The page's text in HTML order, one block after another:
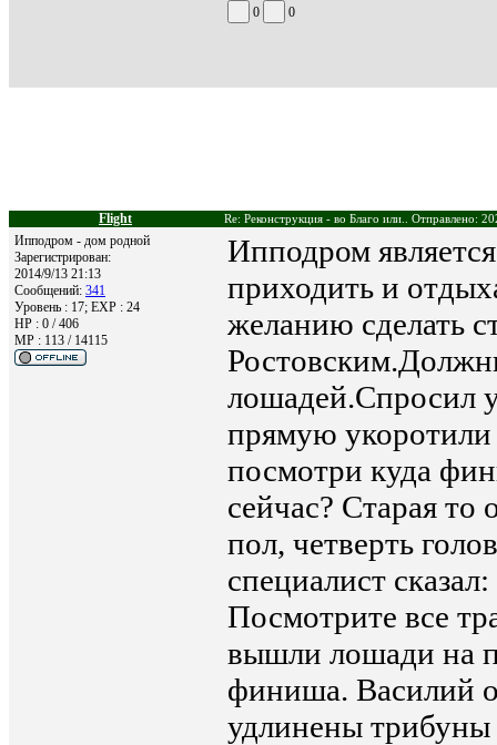
0 0
Flight Re: Реконструкция - во Благо или.. Отправлено:
Ипподром - дом родной
Зарегистрирован:
2014/9/13 21:13
Сообщений: 341
Уровень : 17; EXP : 24
HP : 0 / 406
MP : 113 / 14115
Ипподром
приходить и
желанию сделать
лошадей.Спросил
прямую
посмотри куда
сейчас? Старая то
пол, четверть
специалист
Посмотрите все
вышли лошади на
финиша. Василий
удлинены